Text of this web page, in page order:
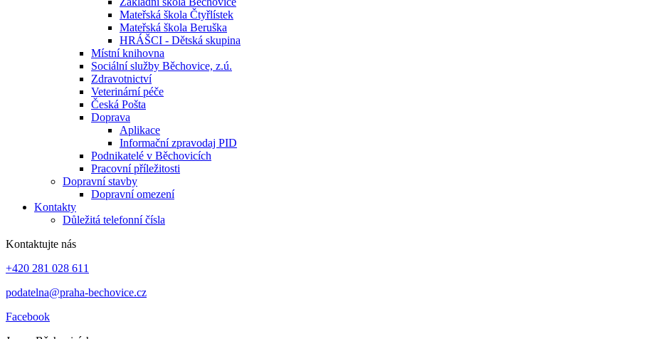
Mateřská škola Čtyřlístek
Mateřská škola Beruška
HRÁŠCI - Dětská skupina
Místní knihovna
Sociální služby Běchovice, z.ú.
Zdravotnictví
Veterinární péče
Česká Pošta
Doprava
Aplikace
Informační zpravodaj PID
Podnikatelé v Běchovicích
Pracovní příležitosti
Dopravní stavby
Dopravní omezení
Kontakty
Důležitá telefonní čísla
Kontaktujte nás
+420 281 028 611
podatelna@praha-bechovice.cz
Facebook